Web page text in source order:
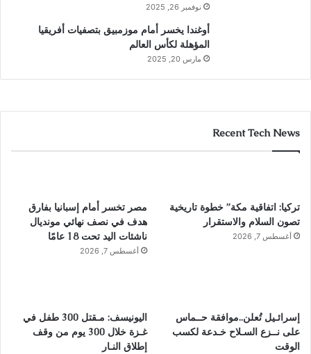
نوفمبر 26, 2025
أوغندا يخسر أمام موزمبيق بتصفيات أفريقيا
المؤهلة لكأس العالم
مارس 20, 2025
Recent Tech News
تركيا: اتفاقية مكة” خطوة تاريخية
تصون السلام والاستقرار
أغسطس 7, 2026
مصر تخسر أمام إسبانيا بفارق
هدف في نصف نهائي مونديال
ناشئات اليد تحت 18 عامًا
أغسطس 7, 2026
إسرائـيل تُعلن..موافقة حــماس
على نــزع السـلاح خـدعة لكسب
الوقت
اليونيسف: مـقتل 300 طفل في
غـزة خلال 300 يوم من وقف
إطلاق النـار